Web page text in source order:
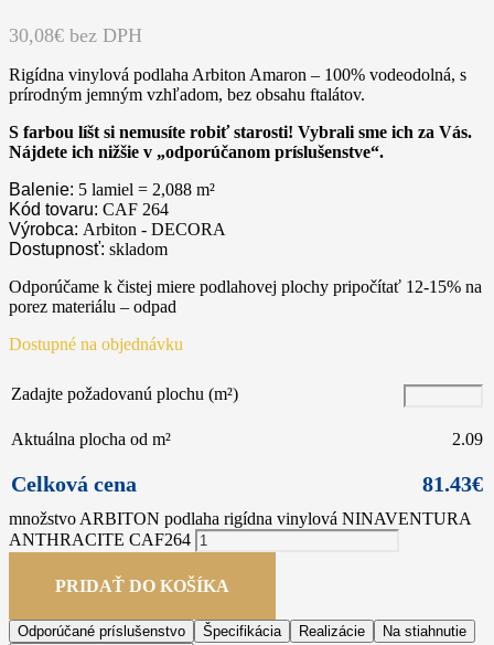
30,08€ bez DPH
Rigídna vinylová podlaha Arbiton Amaron – 100% vodeodolná, s
prírodným jemným vzhľadom, bez obsahu ftalátov.
S farbou líšt si nemusíte robiť starosti! Vybrali sme ich za Vás.
Nájdete ich nižšie v „odporúčanom príslušenstve“.
Balenie: 5 lamiel = 2,088 m²
Kód tovaru: CAF 264
Výrobca: Arbiton - DECORA
Dostupnosť: skladom
Odporúčame k čistej miere podlahovej plochy pripočítať 12-15% na
porez materiálu – odpad
Dostupné na objednávku
Zadajte požadovanú plochu (m²)
Aktuálna plocha od m² 2.09
Celková cena 81.43€
množstvo ARBITON podlaha rigídna vinylová NINAVENTURA
ANTHRACITE CAF264
PRIDAŤ DO KOŠÍKA
Odporúčané príslušenstvo Špecifikácia Realizácie
Na stiahnutie